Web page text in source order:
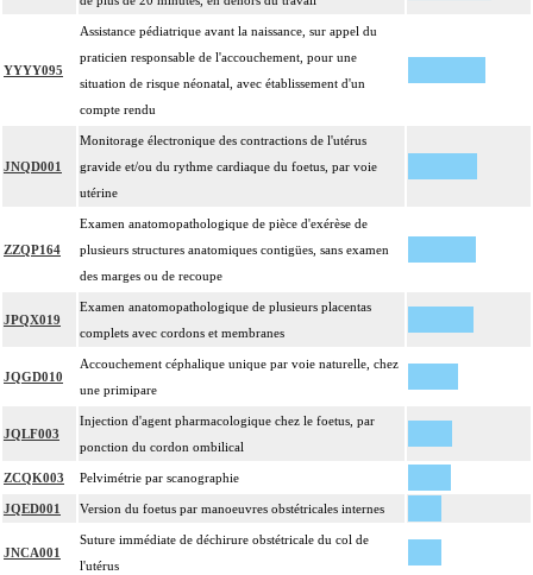
YYYY095
Assistance pédiatrique avant la naissance, sur appel du
praticien responsable de l'accouchement, pour une
situation de risque néonatal, avec établissement d'un
compte rendu
JNQD001
Monitorage électronique des contractions de l'utérus
gravide et/ou du rythme cardiaque du foetus, par voie
utérine
ZZQP164
Examen anatomopathologique de pièce d'exérèse de
plusieurs structures anatomiques contigües, sans examen
des marges ou de recoupe
JPQX019
Examen anatomopathologique de plusieurs placentas
complets avec cordons et membranes
JQGD010
Accouchement céphalique unique par voie naturelle, chez
une primipare
JQLF003
Injection d'agent pharmacologique chez le foetus, par
ponction du cordon ombilical
ZCQK003 Pelvimétrie par scanographie
JQED001 Version du foetus par manoeuvres obstétricales internes
JNCA001
Suture immédiate de déchirure obstétricale du col de
l'utérus